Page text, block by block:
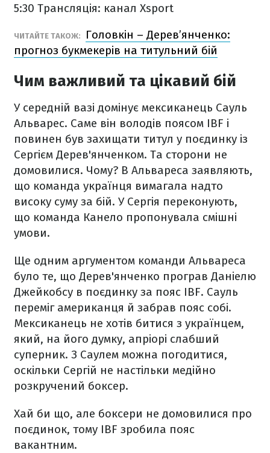
5:30 Трансляція: канал Xsport
ЧИТАЙТЕ ТАКОЖ:
Головкін – Дерев’янченко:
прогноз букмекерів на титульний бій
Чим важливий та цікавий бій
У середній вазі домінує мексиканець Сауль
Альварес. Саме він володів поясом IBF і
повинен був захищати титул у поєдинку із
Сергієм Дерев'янченком. Та сторони не
домовилися. Чому? В Альвареса заявляють,
що команда українця вимагала надто
високу суму за бій. У Сергія переконують,
що команда Канело пропонувала смішні
умови.
Ще одним аргументом команди Альвареса
було те, що Дерев'янченко програв Даніелю
Джейкобсу в поєдинку за пояс IBF. Сауль
переміг американця й забрав пояс собі.
Мексиканець не хотів битися з українцем,
який, на його думку, апріорі слабший
суперник. З Саулем можна погодитися,
оскільки Сергій не настільки медійно
розкручений боксер.
Хай би що, але боксери не домовилися про
поєдинок, тому IBF зробила пояс
вакантним.